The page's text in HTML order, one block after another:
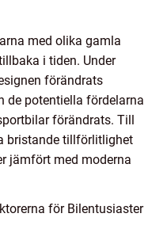
med olika gamla
i tiden. Under
förändrats
de potentiella fördelarna
förändrats. Till
bristande tillförlitlighet
jämfört med moderna
för Bilentusiaster